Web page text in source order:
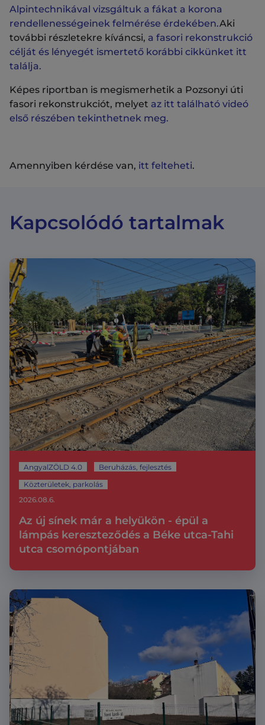
Alpintechnikával vizsgáltuk a fákat a korona
rendellenességeinek felmérése érdekében.Aki
további részletekre kíváncsi, a fasori rekonstrukció
célját és lényegét ismertető korábbi cikkünket itt
találja.
Képes riportban is megismerhetik a Pozsonyi úti
fasori rekonstrukciót, melyet az itt található videó
első részében tekinthetnek meg.
Amennyiben kérdése van, itt felteheti.
Kapcsolódó tartalmak
AngyalZÖLD 4.0
Beruházás, fejlesztés
Közterületek, parkolás
Az új sínek már a helyükön - épül a
lámpás kereszteződés a Béke utca-Tahi
utca csomópontjában
2026.08.6.